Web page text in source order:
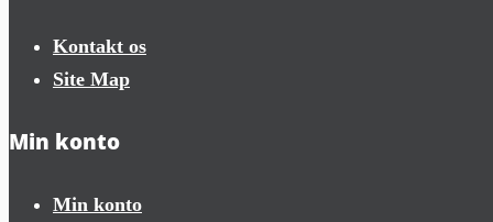
Kontakt os
Site Map
Min konto
Min konto